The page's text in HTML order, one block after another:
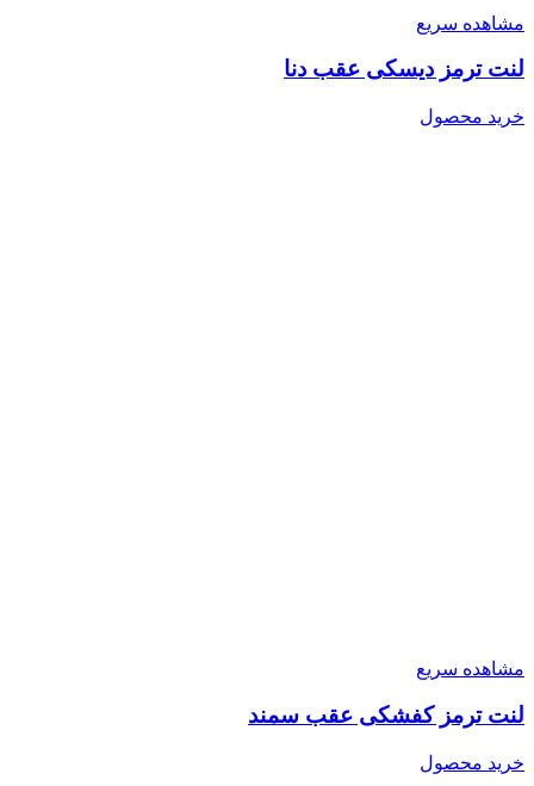
مشاهده سریع
لنت ترمز دیسکی عقب دنا
خرید محصول
مشاهده سریع
لنت ترمز کفشکی عقب سمند
خرید محصول